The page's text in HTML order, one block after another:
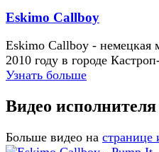
Eskimo Callboy
Eskimo Callboy - немецкая
2010 году в городе
Узнать больше
Видео исполнителя
Больше видео на странице